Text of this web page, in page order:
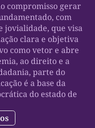
compromisso gerar
com
jovialidade, que visa
clara e objetiva
como vetor e abre
ao direito e a
parte do
é a base da
do estado de